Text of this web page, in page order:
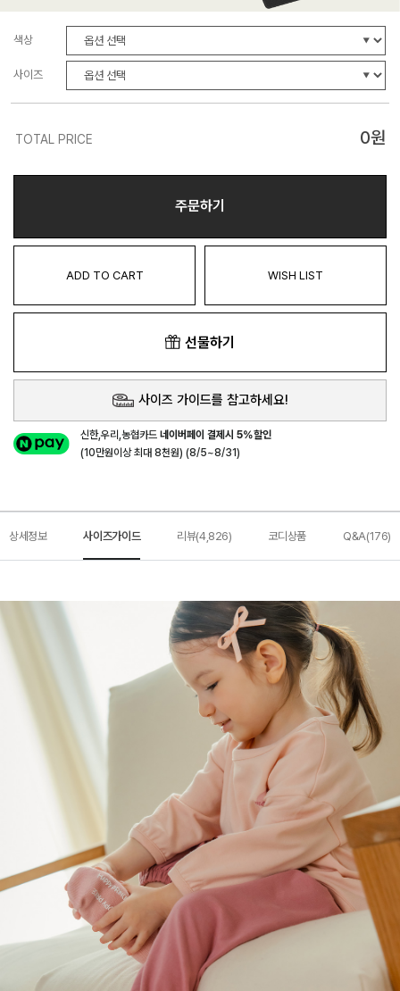
색상
사이즈
TOTAL PRICE 0원
주문하기
ADD TO CART WISH LIST
선물하기
사이즈 가이드를 참고하세요!
신한,우리,농협카드네이버페이 결제시 5%할인
(10만원이상 최대 8천원) (8/5~8/31)
상세정보 사이즈가이드 리뷰(4,826) 코디상품 Q&A(176)